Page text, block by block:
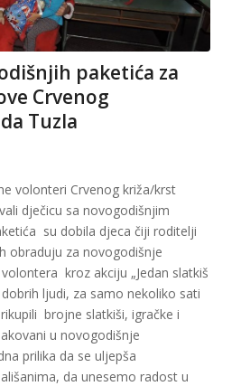
paketića za
Crvenog
Tuzla
volonteri Crvenog križa/krst
dječicu sa novogodišnjim
su dobila djeca čiji roditelji
obraduju za novogodišnje
kroz akciju „Jedan slatkiš
ljudi, za samo nekoliko sati
brojne slatkiši, igračke i
u novogodišnje
prilika da se uljepša
da unesemo radost u